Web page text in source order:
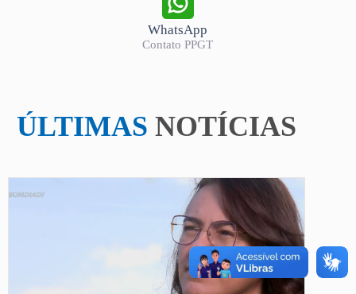
WhatsApp
Contato PPGT
ÚLTIMAS NOTÍCIAS